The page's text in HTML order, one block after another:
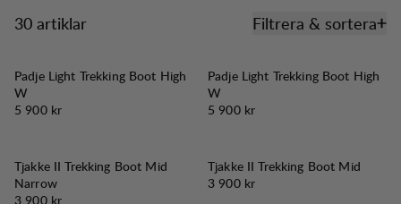
30 artiklar Filtrera & sortera
Produkter
Padje Light Trekking Boot High
W
Pris:
5 900 kr
Padje Light Trekking Boot High
W
Pris:
5 900 kr
Tjakke II Trekking Boot Mid
Narrow
Pris:
3 900 kr
Tjakke II Trekking Boot Mid
Pris:
3 900 kr